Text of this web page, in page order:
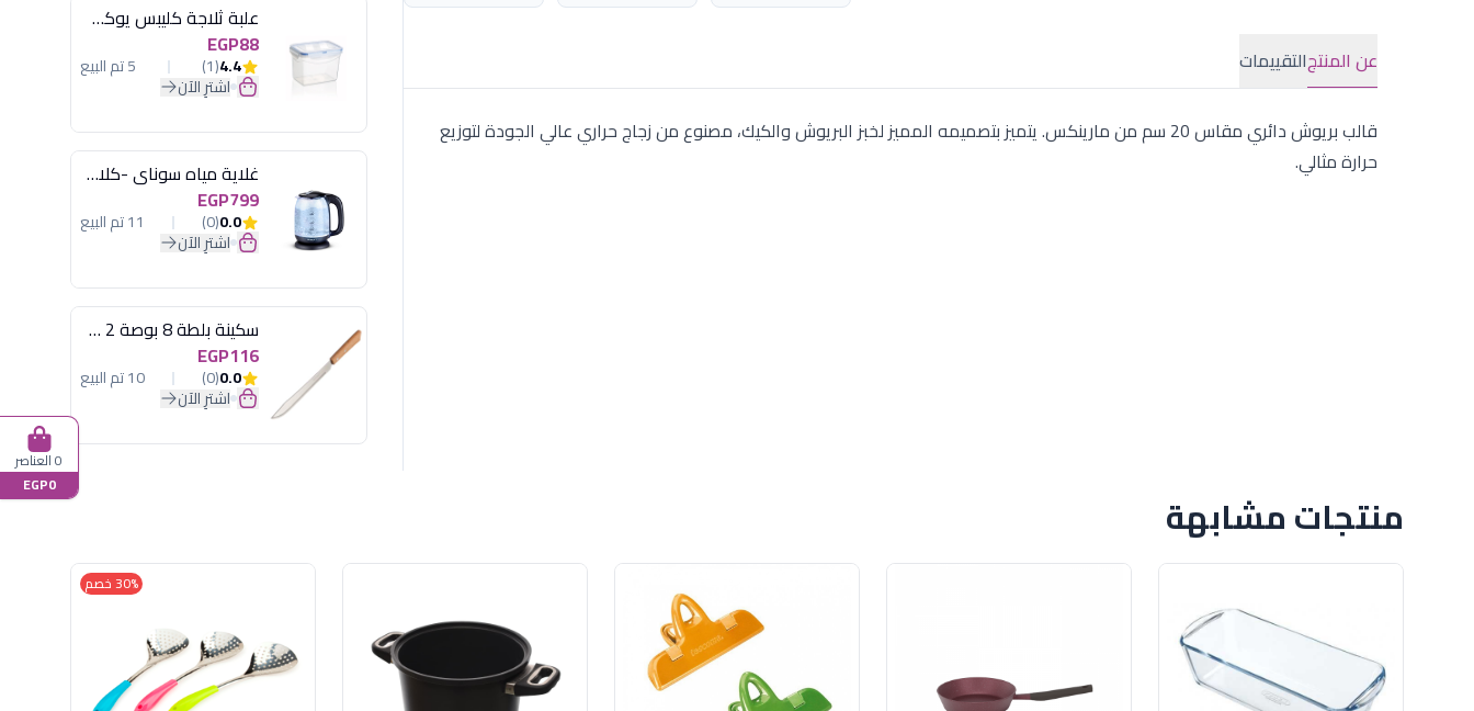
عن المنتجالتقييمات
قالب بريوش دائري مقاس 20 سم من مارينكس. يتميز بتصميمه المميز لخبز البريوش والكيك، مصنوع من زجاج حراري عالي الجودة لتوزيع
حرارة مثالي.
علبة ثلاجة كليبس يوكسان
EGP88
4.4
(1) 5 تم البيع
اشترِ الآن
غلاية مياه سوناي -كلاسيك 2200 وات، 1.7 لتر زجاج اضائة ليد - MAR-3752
EGP799
0.0
(0) 11 تم البيع
اشترِ الآن
سكينة بلطة 8 بوصة 2 مسمار
EGP116
0.0
(0) 10 تم البيع
اشترِ الآن
منتجات مشابهة
30% خصم
0 العناصر
EGP0